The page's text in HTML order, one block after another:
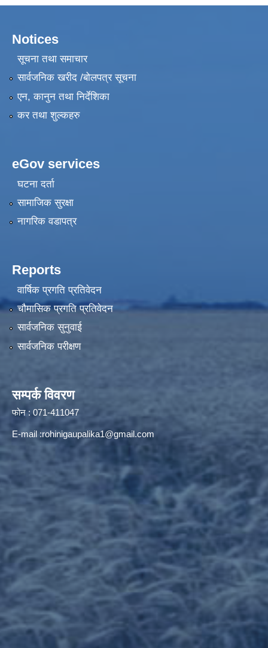
Notices
सूचना तथा समाचार
सार्वजनिक खरीद /बोलपत्र सूचना
एन, कानुन तथा निर्देशिका
कर तथा शुल्कहरु
eGov services
घटना दर्ता
सामाजिक सुरक्षा
नागरिक वडापत्र
Reports
वार्षिक प्रगति प्रतिवेदन
चौमासिक प्रगति प्रतिवेदन
सार्वजनिक सुनुवाई
सार्वजनिक परीक्षण
सम्पर्क विवरण
फोन : 071-411047
E-mail :rohinigaupalika1@gmail.com